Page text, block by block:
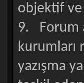
objektif ve
9. Forum
kurumları
yazışma